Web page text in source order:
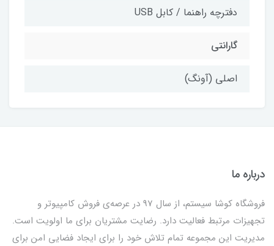
دفترچه راهنما / کابل USB
گارانتی
اصلی (آونگ)
درباره ما
فروشگاه کوشا سیستم، از سال 97 در عرصه‌ی فروش کامپیوتر و
تجهیزات مرتبط فعالیت دارد. رضایت مشتریان برای ما اولویت است.
مدیریت این مجموعه تمام تلاش خود را برای ایجاد فضایی امن برای